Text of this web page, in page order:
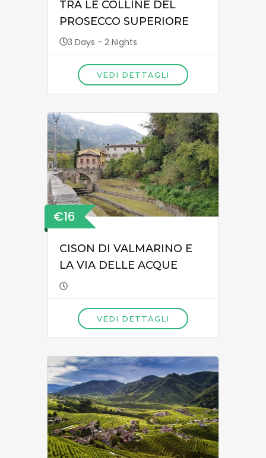
TRA LE COLLINE DEL
PROSECCO SUPERIORE
3 Days - 2 Nights
VEDI DETTAGLI
€16
CISON DI VALMARINO E
LA VIA DELLE ACQUE
VEDI DETTAGLI